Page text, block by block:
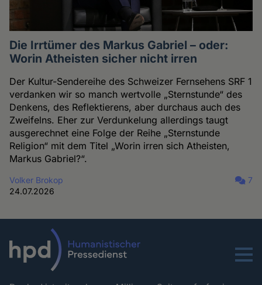
Die Irrtümer des Markus Gabriel – oder:
Worin Atheisten sicher nicht irren
Der Kultur-Sendereihe des Schweizer Fernsehens SRF 1
verdanken wir so manch wertvolle „Sternstunde“ des
Denkens, des Reflektierens, aber durchaus auch des
Zweifelns. Eher zur Verdunkelung allerdings taugt
ausgerechnet eine Folge der Reihe „Sternstunde
Religion“ mit dem Titel „Worin irren sich Atheisten,
Markus Gabriel?“.
Volker Brokop
24.07.2026
7
Menu